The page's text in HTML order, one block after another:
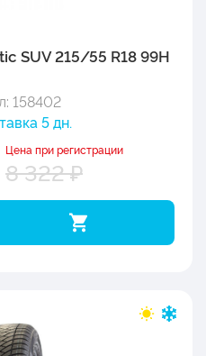
SUV 215/55 R18 99H
158402
5 дн.
Цена при регистрации
8 322 ₽